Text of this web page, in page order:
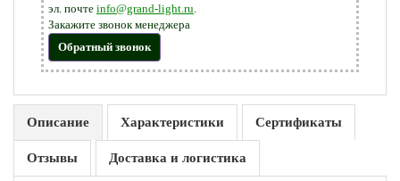
эл. почте info@grand-light.ru.
Закажите звонок менеджера
Обратный звонок
Описание Характеристики Сертификаты
Отзывы Доставка и логистика